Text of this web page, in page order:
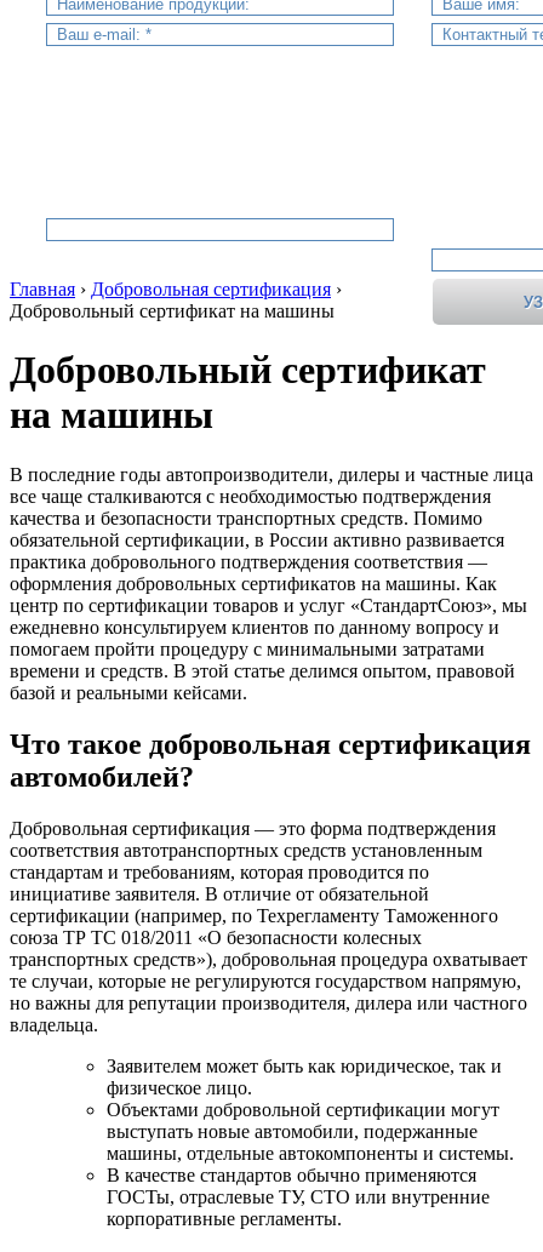
Главная › Добровольная сертификация ›
Добровольный сертификат на машины
Добровольный сертификат
на машины
В последние годы автопроизводители, дилеры и частные лица
все чаще сталкиваются с необходимостью подтверждения
качества и безопасности транспортных средств. Помимо
обязательной сертификации, в России активно развивается
практика добровольного подтверждения соответствия —
оформления добровольных сертификатов на машины. Как
центр по сертификации товаров и услуг «СтандартСоюз», мы
ежедневно консультируем клиентов по данному вопросу и
помогаем пройти процедуру с минимальными затратами
времени и средств. В этой статье делимся опытом, правовой
базой и реальными кейсами.
Что такое добровольная сертификация
автомобилей?
Добровольная сертификация — это форма подтверждения
соответствия автотранспортных средств установленным
стандартам и требованиям, которая проводится по
инициативе заявителя. В отличие от обязательной
сертификации (например, по Техрегламенту Таможенного
союза ТР ТС 018/2011 «О безопасности колесных
транспортных средств»), добровольная процедура охватывает
те случаи, которые не регулируются государством напрямую,
но важны для репутации производителя, дилера или частного
владельца.
Заявителем может быть как юридическое, так и
физическое лицо.
Объектами добровольной сертификации могут
выступать новые автомобили, подержанные
машины, отдельные автокомпоненты и системы.
В качестве стандартов обычно применяются
ГОСТы, отраслевые ТУ, СТО или внутренние
корпоративные регламенты.